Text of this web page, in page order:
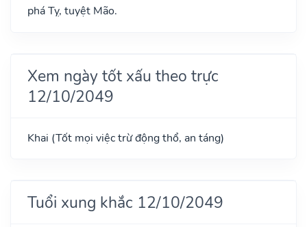
phá Tỵ, tuyệt Mão.
Xem ngày tốt xấu theo trực
12/10/2049
Khai (Tốt mọi việc trừ động thổ, an táng)
Tuổi xung khắc 12/10/2049